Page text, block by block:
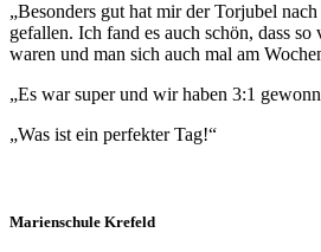
„Besonders gut hat mir der Torjubel
gefallen. Ich fand es auch schön, dass so
waren und man sich auch mal am
„Es war super und wir haben 3:1
„Was ist ein perfekter Tag!“
Marienschule Krefeld